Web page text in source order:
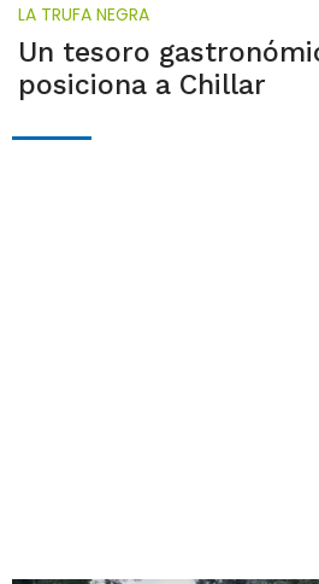
LA TRUFA NEGRA
Un tesoro
posiciona a Chillar